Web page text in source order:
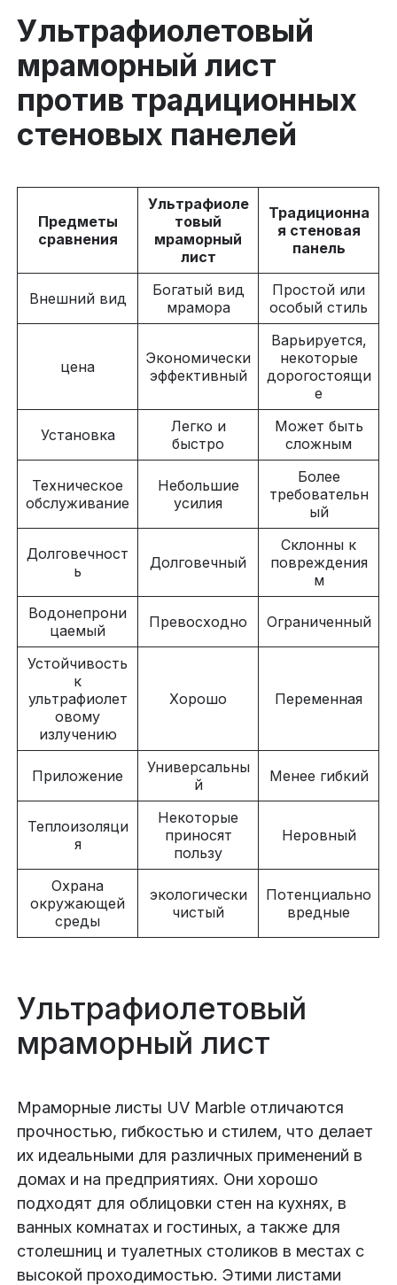
Ультрафиолетовый
мраморный лист
против традиционных
стеновых панелей
Предметы
сравнения
Ультрафиоле
товый
мраморный
лист
Традиционна
я стеновая
панель
Внешний вид
Богатый вид
мрамора
Простой или
особый стиль
цена
Экономически
эффективный
Варьируется,
некоторые
дорогостоящи
е
Установка
Легко и
быстро
Может быть
сложным
Техническое
обслуживание
Небольшие
усилия
Более
требовательн
ый
Долговечност
ь
Долговечный
Склонны к
повреждения
м
Водонепрони
цаемый
Превосходно Ограниченный
Устойчивость
к
ультрафиолет
овому
излучению
Хорошо Переменная
Приложение
Универсальны
й
Менее гибкий
Теплоизоляци
я
Некоторые
приносят
пользу
Неровный
Охрана
окружающей
среды
экологически
чистый
Потенциально
вредные
Ультрафиолетовый
мраморный лист
Мраморные листы UV Marble отличаются
прочностью, гибкостью и стилем, что делает
их идеальными для различных применений в
домах и на предприятиях. Они хорошо
подходят для облицовки стен на кухнях, в
ванных комнатах и гостиных, а также для
столешниц и туалетных столиков в местах с
высокой проходимостью. Этими листами